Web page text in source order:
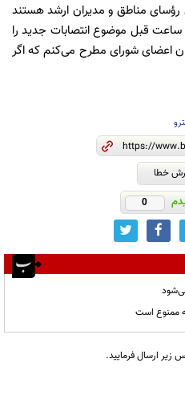
مناطق و مدیران ارشد هستند
که شهرداری اصولا 24 ساعت تا 36 ساعت قبل موضوع انتصابات جدید را
اعضای شورای مطرح می‌کنم که اگر
خطا
0
ممنوع است
زیر ارسال فرمایید.